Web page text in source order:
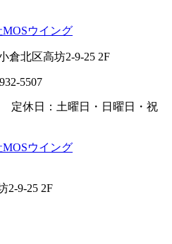
倉北区高坊2-9-25 2F
5507
定休日：土曜日・日曜日・祝
2-9-25 2F